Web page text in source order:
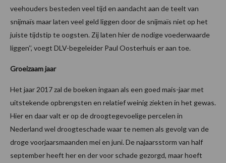
veehouders besteden veel tijd en aandacht aan de teelt van
snijmaïs maar laten veel geld liggen door de snijmaïs niet op het
juiste tijdstip te oogsten. Zij laten hier de nodige voederwaarde
liggen’’, voegt DLV-begeleider Paul Oosterhuis er aan toe.
Groeizaam jaar
Het jaar 2017 zal de boeken ingaan als een goed mais-jaar met
uitstekende opbrengsten en relatief weinig ziekten in het gewas.
Hier en daar valt er op de droogtegevoelige percelen in
Nederland wel droogteschade waar te nemen als gevolg van de
droge voorjaarsmaanden mei en juni. De najaarsstorm van half
september heeft her en der voor schade gezorgd, maar hoeft